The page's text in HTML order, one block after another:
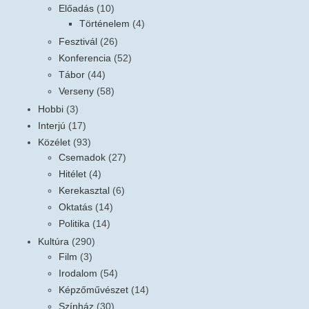
Előadás (10)
Történelem (4)
Fesztivál (26)
Konferencia (52)
Tábor (44)
Verseny (58)
Hobbi (3)
Interjú (17)
Közélet (93)
Csemadok (27)
Hitélet (4)
Kerekasztal (6)
Oktatás (14)
Politika (14)
Kultúra (290)
Film (3)
Irodalom (54)
Képzőművészet (14)
Színház (30)